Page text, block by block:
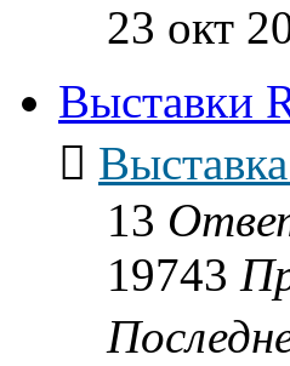
23 окт
Выставки
13
19743